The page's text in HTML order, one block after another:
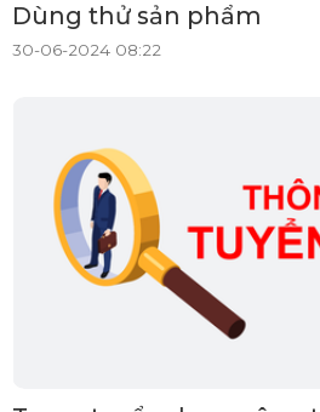
Dùng thử sản phẩm
30-06-2024 08:22